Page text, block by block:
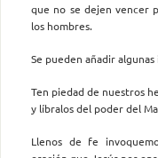
que no se dejen vencer
los hombres.
Se pueden añadir
Ten piedad de nuestros
y líbralos del poder del
Llenos de fe